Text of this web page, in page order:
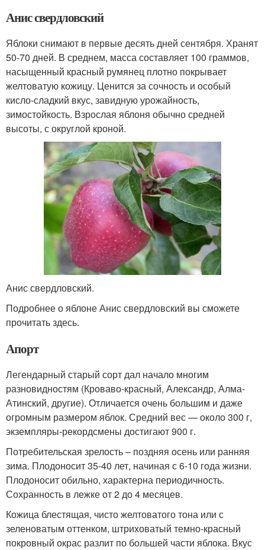
Анис свердловский
Яблоки снимают в первые десять дней сентября. Хранят
50-70 дней. В среднем, масса составляет 100 граммов,
насыщенный красный румянец плотно покрывает
желтоватую кожицу. Ценится за сочность и особый
кисло-сладкий вкус, завидную урожайность,
зимостойкость. Взрослая яблоня обычно средней
высоты, с округлой кроной.
Анис свердловский.
Подробнее о яблоне Анис свердловский вы сможете
прочитать здесь.
Апорт
Легендарный старый сорт дал начало многим
разновидностям (Кроваво-красный, Александр, Алма-
Атинский, другие). Отличается очень большим и даже
огромным размером яблок. Средний вес — около 300 г,
экземпляры-рекордсмены достигают 900 г.
Потребительская зрелость – поздняя осень или ранняя
зима. Плодоносит 35-40 лет, начиная с 6-10 года жизни.
Плодоносит обильно, характерна периодичность.
Сохранность в лежке от 2 до 4 месяцев.
Кожица блестящая, чисто желтоватого тона или с
зеленоватым оттенком, штриховатый темно-красный
покровный окрас разлит по большей части яблока. Вкус